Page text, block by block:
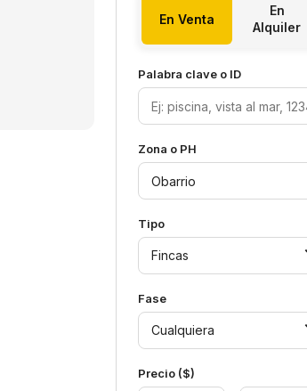
En Venta
En
Alquiler
Palabra clave o ID
Zona o PH
Tipo
Fincas
Fase
Cualquiera
Precio ($)